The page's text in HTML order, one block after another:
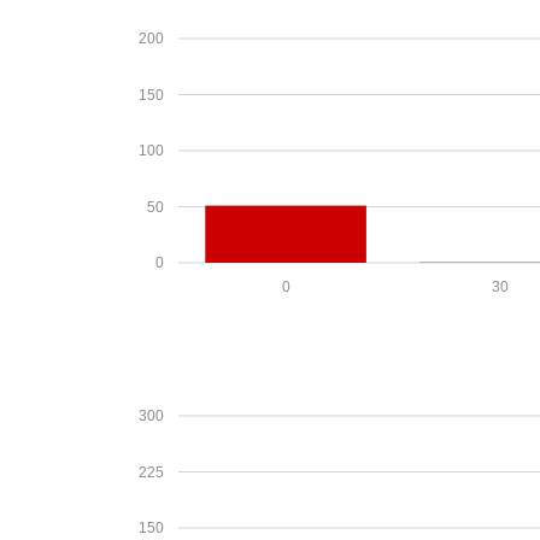
0
50
100
150
200
30
0
150
225
300